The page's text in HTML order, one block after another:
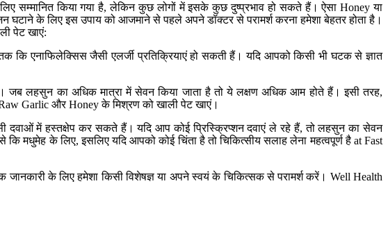
सम्मानित किया गया है, लेकिन कुछ लोगों में इसके कुछ दुष्प्रभाव हो सकते हैं। ऐसा Honey या
के लिए इस उपाय को आजमाने से पहले अपने डॉक्टर से परामर्श करना हमेशा बेहतर होता है।
पेट खाएं:
कि एनाफिलेक्सिस जैसी एलर्जी प्रतिक्रियाएं हो सकती हैं। यदि आपको किसी भी घटक से ज्ञात
लहसुन का अधिक मात्रा में सेवन किया जाता है तो ये लक्षण अधिक आम होते हैं। इसी तरह,
Garlic और Honey के मिश्रण को खाली पेट खाएं।
दवाओं में हस्तक्षेप कर सकते हैं। यदि आप कोई प्रिस्क्रिप्शन दवाएं ले रहे हैं, तो लहसुन का सेवन
मधुमेह के लिए, इसलिए यदि आपको कोई चिंता है तो चिकित्सीय सलाह लेना महत्वपूर्ण है at Fast
के लिए हमेशा किसी विशेषज्ञ या अपने स्वयं के चिकित्सक से परामर्श करें। Well Health